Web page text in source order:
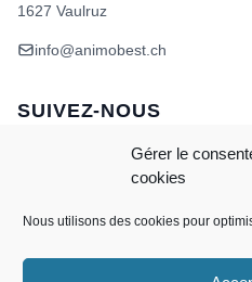
Gérer le
cookies
Nous utilisons des cookies pour
1627 Vaulruz
info@animobest.ch
SUIVEZ-NOUS